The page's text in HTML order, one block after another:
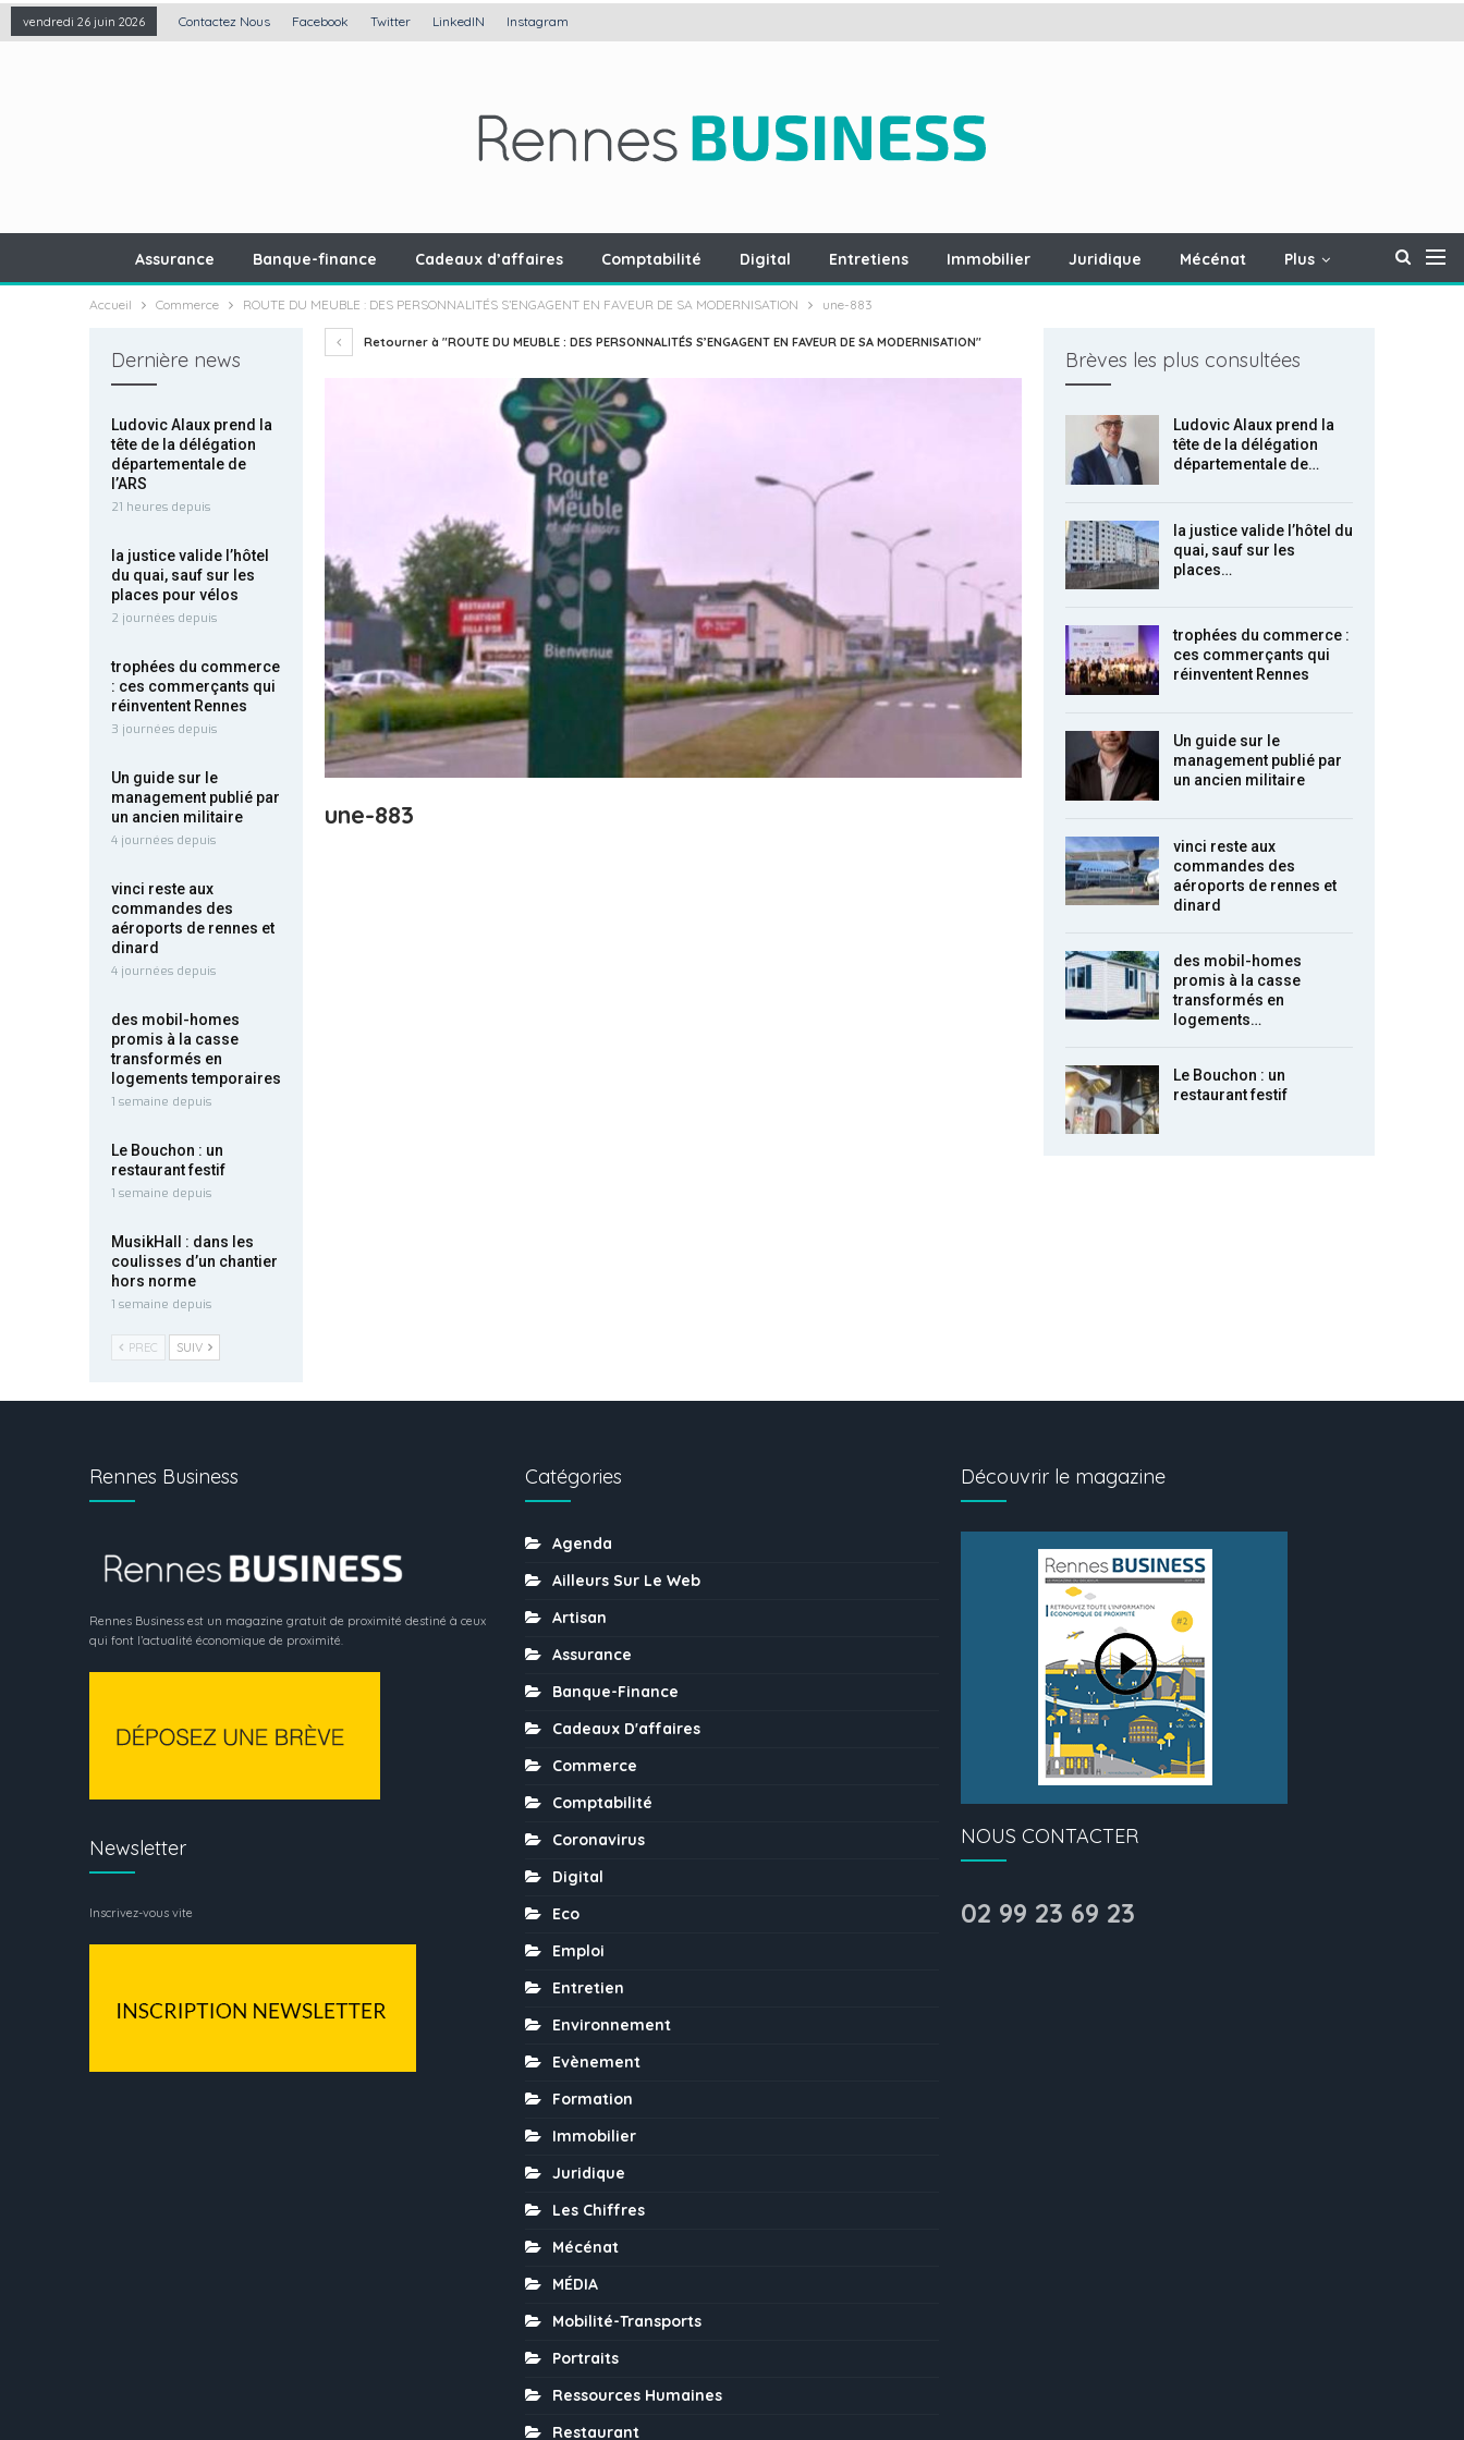
vendredi 26 juin 2026 Contactez Nous Facebook Twitter LinkedIN Instagram
Assurance Banque-finance Cadeaux d’affaires Comptabilité Digital Entretiens Immobilier Juridique Mécénat Plus
Accueil Commerce ROUTE DU MEUBLE : DES PERSONNALITÉS S’ENGAGENT EN FAVEUR DE SA MODERNISATION une-883
Retourner à "ROUTE DU MEUBLE : DES PERSONNALITÉS S’ENGAGENT EN FAVEUR DE SA MODERNISATION"
une-883
Brèves les plus consultées
Ludovic Alaux prend la
tête de la délégation
départementale de…
la justice valide l’hôtel du
quai, sauf sur les
places…
trophées du commerce :
ces commerçants qui
réinventent Rennes
Un guide sur le
management publié par
un ancien militaire
vinci reste aux
commandes des
aéroports de rennes et
dinard
des mobil-homes
promis à la casse
transformés en
logements…
Le Bouchon : un
restaurant festif
Dernière news
Ludovic Alaux prend la
tête de la délégation
départementale de
l’ARS
21 heures depuis
la justice valide l’hôtel
du quai, sauf sur les
places pour vélos
2 journées depuis
trophées du commerce
: ces commerçants qui
réinventent Rennes
3 journées depuis
Un guide sur le
management publié par
un ancien militaire
4 journées depuis
vinci reste aux
commandes des
aéroports de rennes et
dinard
4 journées depuis
des mobil-homes
promis à la casse
transformés en
logements temporaires
1 semaine depuis
Le Bouchon : un
restaurant festif
1 semaine depuis
MusikHall : dans les
coulisses d’un chantier
hors norme
1 semaine depuis
PREC SUIV
Rennes Business
Rennes Business est un magazine gratuit de proximité destiné à ceux
qui font l’actualité économique de proximité.
Newsletter
Inscrivez-vous vite
Catégories
Agenda
Ailleurs Sur Le Web
Artisan
Assurance
Banque-Finance
Cadeaux D'affaires
Commerce
Comptabilité
Coronavirus
Digital
Eco
Emploi
Entretien
Environnement
Evènement
Formation
Immobilier
Juridique
Les Chiffres
Mécénat
MÉDIA
Mobilité-Transports
Portraits
Ressources Humaines
Restaurant
Découvrir le magazine
NOUS CONTACTER
02 99 23 69 23